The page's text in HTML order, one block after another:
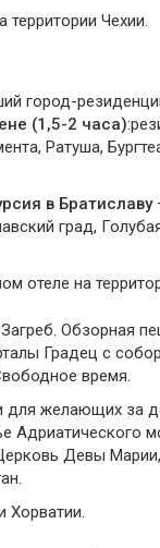
территории Чехии.
город-
(1,5-2 часа)
Ратуша,
в Братиславу
град,
отеле на
Обзорная
Градец с
время.
для желающих за
Адриатического
Девы
Хорватии.